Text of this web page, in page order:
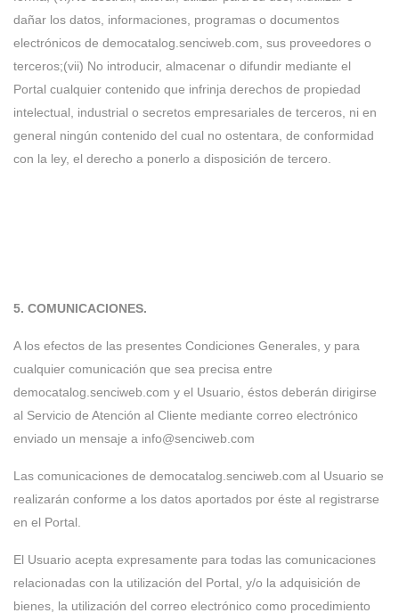
dañar los datos, informaciones, programas o documentos
electrónicos de democatalog.senciweb.com, sus proveedores o
terceros;(vii) No introducir, almacenar o difundir mediante el
Portal cualquier contenido que infrinja derechos de propiedad
intelectual, industrial o secretos empresariales de terceros, ni en
general ningún contenido del cual no ostentara, de conformidad
con la ley, el derecho a ponerlo a disposición de tercero.
5. COMUNICACIONES.
A los efectos de las presentes Condiciones Generales, y para
cualquier comunicación que sea precisa entre
democatalog.senciweb.com y el Usuario, éstos deberán dirigirse
al Servicio de Atención al Cliente mediante correo electrónico
enviado un mensaje a info@senciweb.com
Las comunicaciones de democatalog.senciweb.com al Usuario se
realizarán conforme a los datos aportados por éste al registrarse
en el Portal.
El Usuario acepta expresamente para todas las comunicaciones
relacionadas con la utilización del Portal, y/o la adquisición de
bienes, la utilización del correo electrónico como procedimiento